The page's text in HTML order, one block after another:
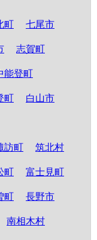
町 七尾市
志賀町
能登町
町 白山市
訪町 筑北村
町 富士見町
町 長野市
南相木村